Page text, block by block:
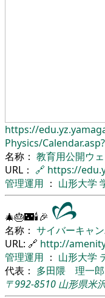
https://
Physics/
名称： 教育用公開ウ
URL： 🔗 https://
管理運用 ： 山形大学
🎄🎂🌃🕯🎉
名称： サイバーキャン
URL: 🔗 http://
管理運用 ： 山形大学
代表： 多田隈 理一郎
〒992-8510 山形県米